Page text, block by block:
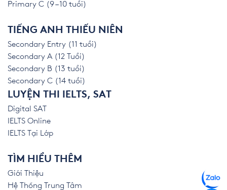
Primary C (9 – 10 tuổi)
TIẾNG ANH THIẾU NIÊN
Secondary Entry (11 tuổi)
Secondary A (12 Tuổi)
Secondary B (13 tuổi)
Secondary C (14 tuổi)
LUYỆN THI IELTS, SAT
Digital SAT
IELTS Online
IELTS Tại Lớp
TÌM HIỂU THÊM
Giới Thiệu
Hệ Thống Trung Tâm